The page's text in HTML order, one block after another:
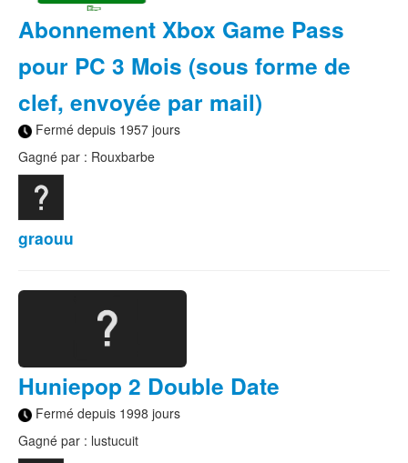
Abonnement Xbox Game Pass
pour PC 3 Mois (sous forme de
clef, envoyée par mail)
Fermé depuis 1957 jours
Gagné par : Rouxbarbe
graouu
Huniepop 2 Double Date
Fermé depuis 1998 jours
Gagné par : lustucuit